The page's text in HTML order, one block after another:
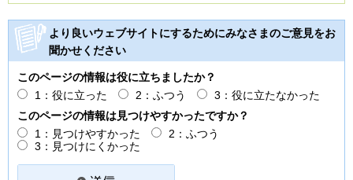
より良いウェブサイトにするためにみなさまのご意見をお
聞かせください
このページの情報は役に立ちましたか？
1：役に立った
2：ふつう
3：役に立たなかった
このページの情報は見つけやすかったですか？
1：見つけやすかった
2：ふつう
3：見つけにくかった